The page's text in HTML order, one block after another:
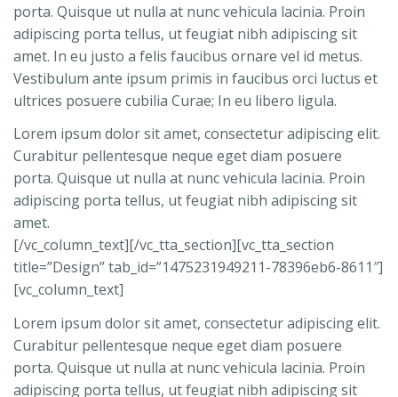
porta. Quisque ut nulla at nunc vehicula lacinia. Proin
adipiscing porta tellus, ut feugiat nibh adipiscing sit
amet. In eu justo a felis faucibus ornare vel id metus.
Vestibulum ante ipsum primis in faucibus orci luctus et
ultrices posuere cubilia Curae; In eu libero ligula.
Lorem ipsum dolor sit amet, consectetur adipiscing elit.
Curabitur pellentesque neque eget diam posuere
porta. Quisque ut nulla at nunc vehicula lacinia. Proin
adipiscing porta tellus, ut feugiat nibh adipiscing sit
amet.
[/vc_column_text][/vc_tta_section][vc_tta_section
title=”Design” tab_id=”1475231949211-78396eb6-8611″]
[vc_column_text]
Lorem ipsum dolor sit amet, consectetur adipiscing elit.
Curabitur pellentesque neque eget diam posuere
porta. Quisque ut nulla at nunc vehicula lacinia. Proin
adipiscing porta tellus, ut feugiat nibh adipiscing sit